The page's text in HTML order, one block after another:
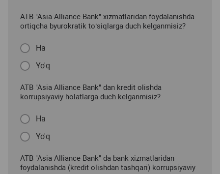
ATB "Asia Alliance Bank" xizmatlaridan foydalanishda
ortiqcha byurokratik to‘siqlarga duch kelganmisiz?
Ha
Yo'q
ATB "Asia Alliance Bank" dan kredit olishda
korrupsiyaviy holatlarga duch kelganmisiz?
Ha
Yo'q
ATB "Asia Alliance Bank" da bank xizmatlaridan
foydalanishda (kredit olishdan tashqari) korrupsiyaviy